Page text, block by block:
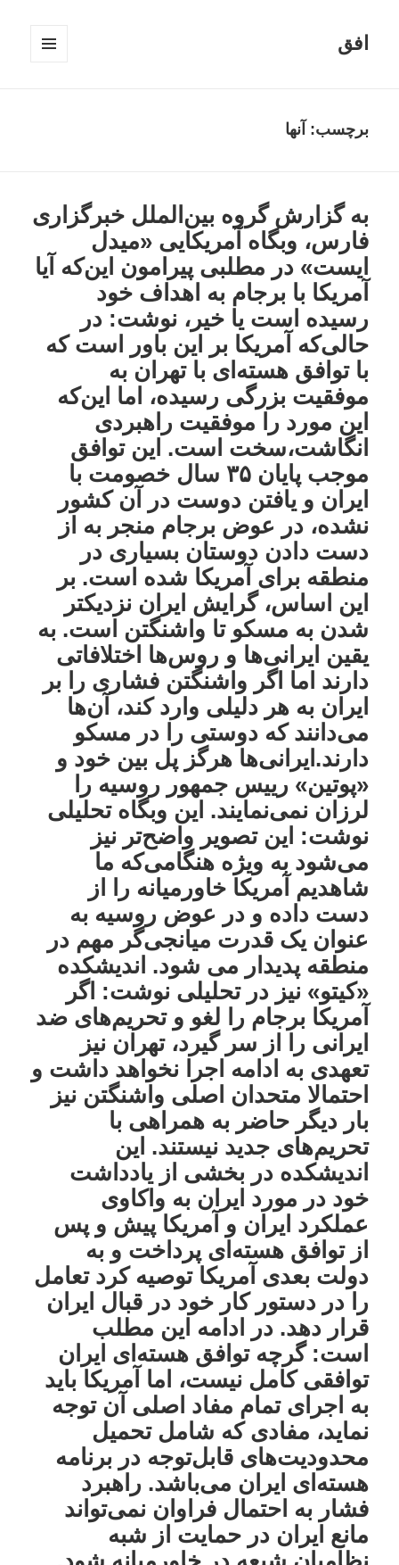
افق
برچسب: آنها
به گزارش گروه بین‌الملل خبرگزاری
فارس، وبگاه آمریکایی «میدل
ایست» در مطلبی پیرامون این‌که آیا
آمریکا با برجام به اهداف خود
رسیده است یا خیر، نوشت: در
حالی‌که آمریکا بر این باور است که
با توافق هسته‌ای با تهران به
موفقیت بزرگی رسیده، اما این‌که
این مورد را موفقیت راهبردی
انگاشت،سخت است. این توافق
موجب پایان ۳۵ سال خصومت با
ایران و یافتن دوست در آن کشور
نشده، در عوض برجام منجر به از
دست دادن دوستان بسیاری در
منطقه برای آمریکا شده است. بر
این اساس، گرایش ایران نزدیکتر
شدن به مسکو تا واشنگتن است. به
یقین ایرانی‌ها و روس‌ها اختلافاتی
دارند اما اگر واشنگتن فشاری را بر
ایران به هر دلیلی وارد کند، آن‌ها
می‌دانند که دوستی را در مسکو
دارند.ایرانی‌ها هرگز پل بین خود و
«پوتین» رییس جمهور روسیه را
لرزان نمی‌نمایند. این وبگاه تحلیلی
نوشت: این تصویر واضح‌تر نیز
می‌شود به ویژه هنگامی‌که ما
شاهدیم آمریکا خاورمیانه را از
دست داده و در عوض روسیه به
عنوان یک قدرت میانجی‌گر مهم در
منطقه پدیدار می شود. اندیشکده
«کیتو» نیز در تحلیلی نوشت: اگر
آمریکا برجام را لغو و تحریم‌های ضد
ایرانی را از سر گیرد، تهران نیز
تعهدی به ادامه اجرا نخواهد داشت و
احتمالا متحدان اصلی واشنگتن نیز
بار دیگر حاضر به همراهی با
تحریم‌های جدید نیستند. این
اندیشکده در بخشی از یادداشت
خود در مورد ایران به واکاوی
عملکرد ایران و آمریکا پیش و پس
از توافق هسته‌ای پرداخت و به
دولت بعدی آمریکا توصیه کرد تعامل
را در دستور کار خود در قبال ایران
قرار دهد. در ادامه این مطلب
است: گرچه توافق هسته‌ای ایران
توافقی کامل نیست، اما آمریکا باید
به اجرای تمام مفاد اصلی آن توجه
نماید، مفادی که شامل تحمیل
محدودیت‌های قابل‌توجه در برنامه
هسته‌ای ایران می‌باشد. راهبرد
فشار به احتمال فراوان نمی‌تواند
مانع ایران در حمایت از شبه